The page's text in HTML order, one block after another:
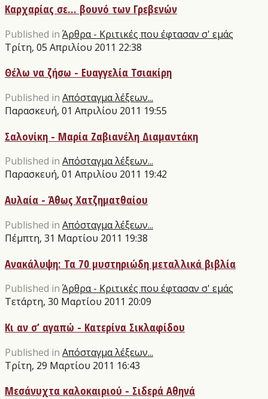
Καρχαρίας σε... βουνό των Γρεβενών
Published in Άρθρα - Κριτικές που έφτασαν σ' εμάς
Τρίτη, 05 Απριλίου 2011 22:38
Θέλω να ζήσω - Ευαγγελία Τσιακίρη
Published in Απόσταγμα λέξεων...
Παρασκευή, 01 Απριλίου 2011 19:55
Σαλονίκη - Μαρία Ζαβιανέλη Διαμαντάκη
Published in Απόσταγμα λέξεων...
Παρασκευή, 01 Απριλίου 2011 19:42
Αυλαία - Άθως Χατζηματθαίου
Published in Απόσταγμα λέξεων...
Πέμπτη, 31 Μαρτίου 2011 19:38
Ανακάλυψη: Τα 70 μυστηριώδη μεταλλικά βιβλία
Published in Άρθρα - Κριτικές που έφτασαν σ' εμάς
Τετάρτη, 30 Μαρτίου 2011 20:09
Κι αν σ’ αγαπώ - Κατερίνα Σικλαφίδου
Published in Απόσταγμα λέξεων...
Τρίτη, 29 Μαρτίου 2011 16:43
Μεσάνυχτα καλοκαιριού - Σιδερά Αθηνά